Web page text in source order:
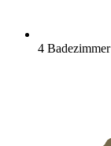
4 Badezimmer